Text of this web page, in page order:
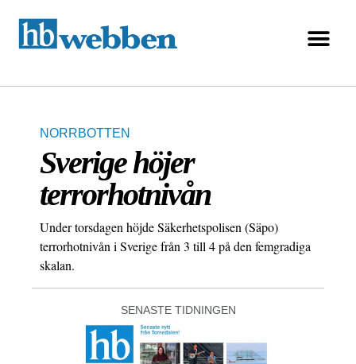
NORRBOTTEN
Sverige höjer
terrorhotnivån
Under torsdagen höjde Säkerhetspolisen (Säpo)
terrorhotnivån i Sverige från 3 till 4 på den femgradiga
skalan.
SENASTE TIDNINGEN